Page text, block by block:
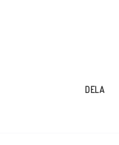
DELA